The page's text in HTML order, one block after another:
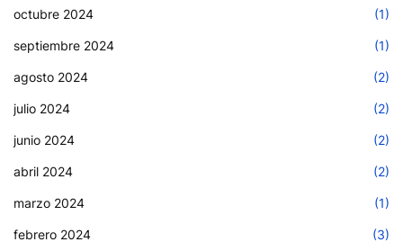
octubre 2024 (1)
septiembre 2024 (1)
agosto 2024 (2)
julio 2024 (2)
junio 2024 (2)
abril 2024 (2)
marzo 2024 (1)
febrero 2024 (3)